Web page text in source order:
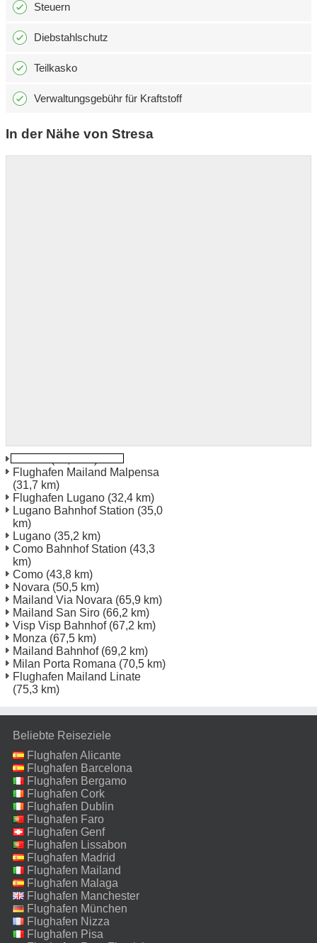
Steuern
Diebstahlschutz
Teilkasko
Verwaltungsgebühr für Kraftstoff
In der Nähe von Stresa
Flughafen Mailand Malpensa
(31,7 km)
Flughafen Lugano (32,4 km)
Lugano Bahnhof Station (35,0
km)
Lugano (35,2 km)
Como Bahnhof Station (43,3
km)
Como (43,8 km)
Novara (50,5 km)
Mailand Via Novara (65,9 km)
Mailand San Siro (66,2 km)
Visp Visp Bahnhof(67,2 km)
Monza (67,5 km)
Mailand Bahnhof(69,2 km)
Milan Porta Romana (70,5 km)
Flughafen Mailand Linate
(75,3 km)
Beliebte Reiseziele
Flughafen Alicante
Flughafen Barcelona
Flughafen Bergamo
Flughafen Cork
Flughafen Dublin
Flughafen Faro
Flughafen Genf
Flughafen Lissabon
Flughafen Madrid
Flughafen Mailand
Malpensa
Flughafen Malaga
Flughafen Manchester
Flughafen München
Flughafen Nizza
Flughafen Pisa